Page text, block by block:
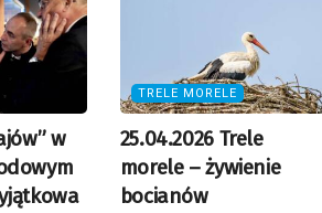
w
TRELE MORELE
25.04.2026 Trele
morele – żywienie
bocianów